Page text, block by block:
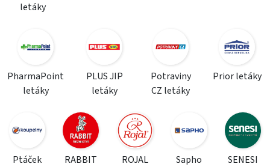
letáky
PharmaPoint
letáky
PLUS JIP
letáky
Potraviny
CZ letáky
Prior letáky
Ptáček
RABBIT
ROJAL
Sapho
SENESI